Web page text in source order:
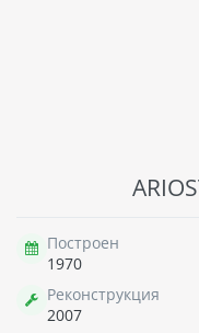
Построен
1970
Реконструкция
2007